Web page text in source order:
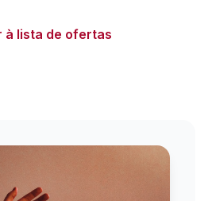
à lista de ofertas